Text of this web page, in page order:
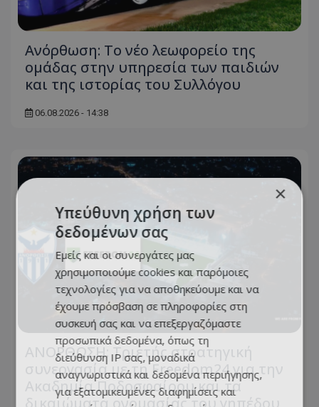
Ανόρθωση: Το νέο λεωφορείο της
ομάδας στην υπηρεσία των παιδιών
και της ιστορίας του Συλλόγου
06.08.2026 - 14:38
ΑΝΟΡΘΩΣΗ: Τριετής στρατηγική
συνεργασία με τη Freedom24 για την
Ακαδημία Ποδοσφαίρου και τα
×
Υπεύθυνη χρήση των
δεδομένων σας
Εμείς και οι συνεργάτες μας
χρησιμοποιούμε cookies και παρόμοιες
τεχνολογίες για να αποθηκεύουμε και να
έχουμε πρόσβαση σε πληροφορίες στη
συσκευή σας και να επεξεργαζόμαστε
προσωπικά δεδομένα, όπως τη
διεύθυνση IP σας, μοναδικά
αναγνωριστικά και δεδομένα περιήγησης,
για εξατομικευμένες διαφημίσεις και